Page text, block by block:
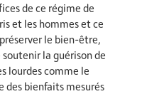
de ce régime de
et les hommes et ce
le bien-être,
la guérison de
lourdes comme le
des bienfaits mesurés